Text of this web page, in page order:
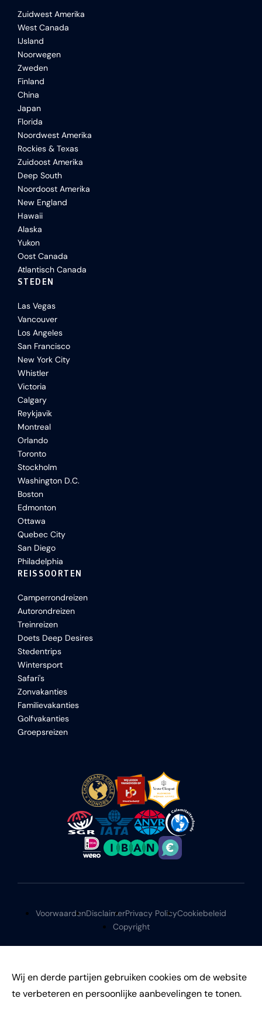
Wij en derde partijen gebruiken cookies om de website
te verbeteren en persoonlijke aanbevelingen te tonen.
Zuidwest Amerika
West Canada
IJsland
Noorwegen
Zweden
Finland
China
Japan
Florida
Noordwest Amerika
Rockies & Texas
Zuidoost Amerika
Deep South
Noordoost Amerika
New England
Hawaii
Alaska
Yukon
Oost Canada
Atlantisch Canada
STEDEN
Las Vegas
Vancouver
Los Angeles
San Francisco
New York City
Whistler
Victoria
Calgary
Reykjavik
Montreal
Orlando
Toronto
Stockholm
Washington D.C.
Boston
Edmonton
Ottawa
Quebec City
San Diego
Philadelphia
REISSOORTEN
Camperrondreizen
Autorondreizen
Treinreizen
Doets Deep Desires
Stedentrips
Wintersport
Safari's
Zonvakanties
Familievakanties
Golfvakanties
Groepsreizen
VoorwaardenDisclaimerPrivacy PolicyCookiebeleid
Copyright